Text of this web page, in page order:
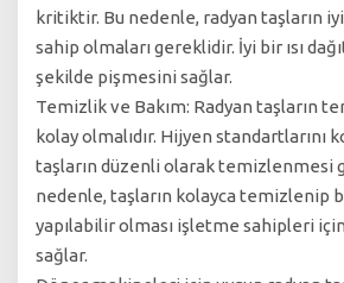
kritiktir. Bu nedenle, radyan taşların iyi
sahip olmaları gereklidir. İyi bir ısı
şekilde pişmesini sağlar.
Temizlik ve Bakım: Radyan taşların
kolay olmalıdır. Hijyen standartlarını
taşların düzenli olarak temizlenmesi
nedenle, taşların kolayca temizlenip
yapılabilir olması işletme sahipleri
sağlar.